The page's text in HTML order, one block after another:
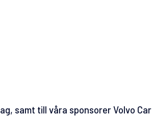
samt till våra sponsorerVolvo Car